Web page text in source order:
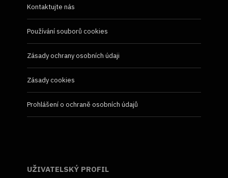
Kontaktujte nás
Používání souborů cookies
Zásady ochrany osobních údaji
Zásady cookies
Prohlášení o ochraně osobních údajů
UŽIVATELSKÝ PROFIL